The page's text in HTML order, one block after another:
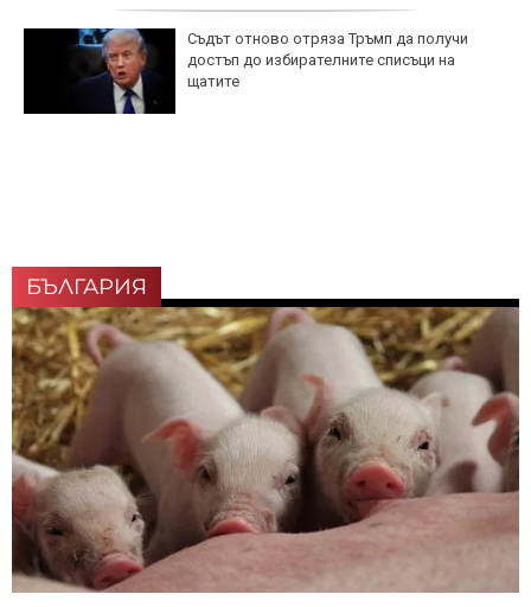
Съдът отново отряза Тръмп да получи
достъп до избирателните списъци на
щатите
БЪЛГАРИЯ